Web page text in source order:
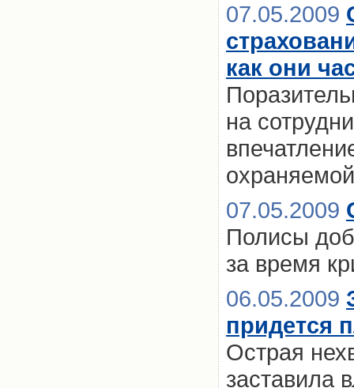
07.05.2009
как они
на
07.05.2009
Полисы
за время
06.05.2009
придется
Острая
заставила